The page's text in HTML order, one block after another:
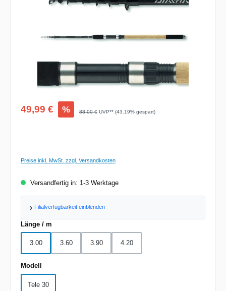
Verkaufspreis:
49,99 € % Regulärer Preis:
88,00 € UVP** (43.19% gespart)
Preise inkl. MwSt. zzgl. Versandkosten
Versandfertig in: 1-3 Werktage
Filialverfügbarkeit einblenden
Länge / m
3.00 3.60 3.90 4.20
Modell
Tele 30